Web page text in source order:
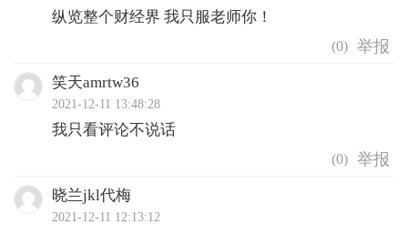
纵览整个财经界 我只服老师你！
(0)
笑天amrtw36
2021-12-11 13:48:28
我只看评论不说话
(0)
晓兰jkl代梅
2021-12-11 12:13:12